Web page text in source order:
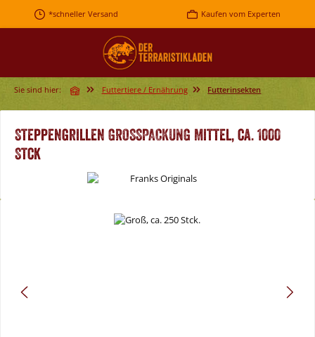
Zum Hauptinhalt springen
*schneller Versand Kaufen vom Experten
Sie sind hier: Futtertiere / Ernährung Futterinsekten
Steppengrillen GROSSPACKUNG Mittel, ca. 1000
Stck
Bildergalerie überspringen